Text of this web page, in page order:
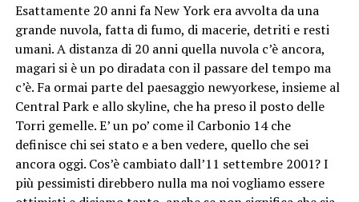
Esattamente 20 anni fa New York era avvolta da una
grande nuvola, fatta di fumo, di macerie, detriti e resti
umani. A distanza di 20 anni quella nuvola c’è ancora,
magari si è un po diradata con il passare del tempo ma
c’è. Fa ormai parte del paesaggio newyorkese, insieme al
Central Park e allo skyline, che ha preso il posto delle
Torri gemelle. E’ un po’ come il Carbonio 14 che
definisce chi sei stato e a ben vedere, quello che sei
ancora oggi. Cos’è cambiato dall’11 settembre 2001? I
più pessimisti direbbero nulla ma noi vogliamo essere